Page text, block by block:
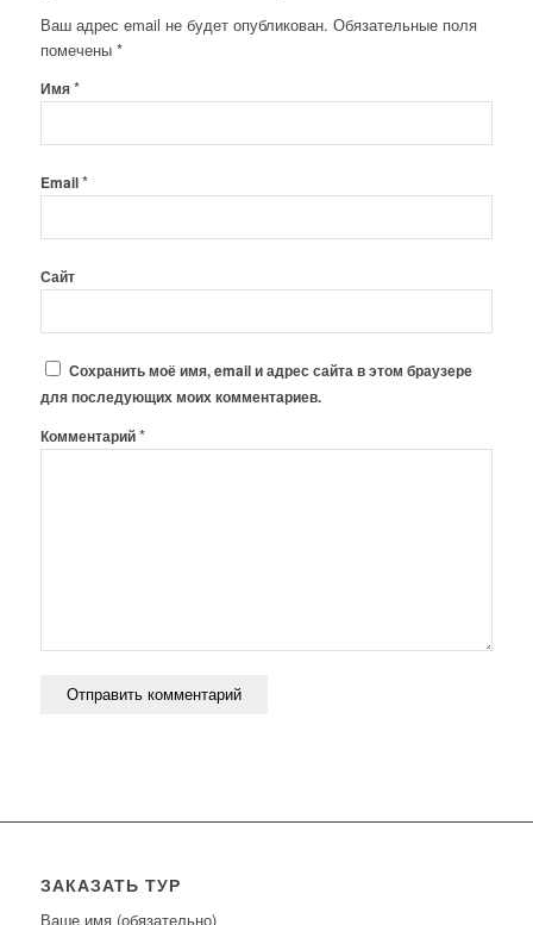
Ваш адрес email не будет опубликован. Обязательные поля
помечены *
Имя*
Email*
Сайт
Сохранить моё имя, email и адрес сайта в этом браузере
для последующих моих комментариев.
Комментарий*
ЗАКАЗАТЬ ТУР
Ваше имя (обязательно)